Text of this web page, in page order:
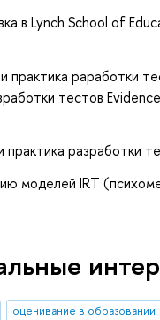
в Lynch School of
практика раработки
тестов
практика разработки
моделей IRT
оценивание в образовании